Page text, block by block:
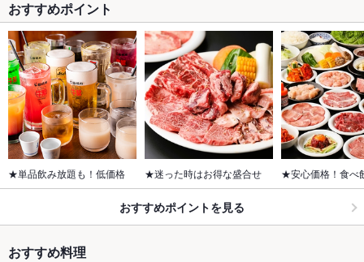
おすすめポイント
★単品飲み放題も！低価格 ★迷った時はお得な盛合せ ★安心価格！食べ
おすすめポイントを見る
おすすめ料理